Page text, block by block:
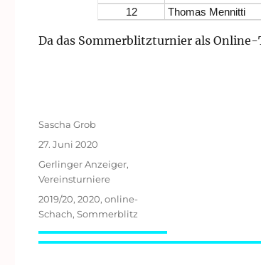
12
Thomas Mennitti
Da das Sommerblitzturnier als
Autor
Sascha Grob
Veröffentlicht
am
27. Juni 2020
Kategorien
Gerlinger Anzeiger,
Vereinsturniere
Schlagwörter
2019/20, 2020, online-
Schach, Sommerblitz